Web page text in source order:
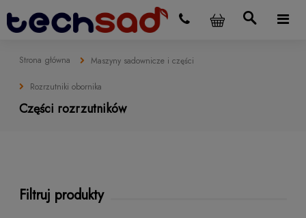
Strona główna Maszyny sadownicze i części
Rozrzutniki obornika
Części rozrzutników
Filtruj produkty